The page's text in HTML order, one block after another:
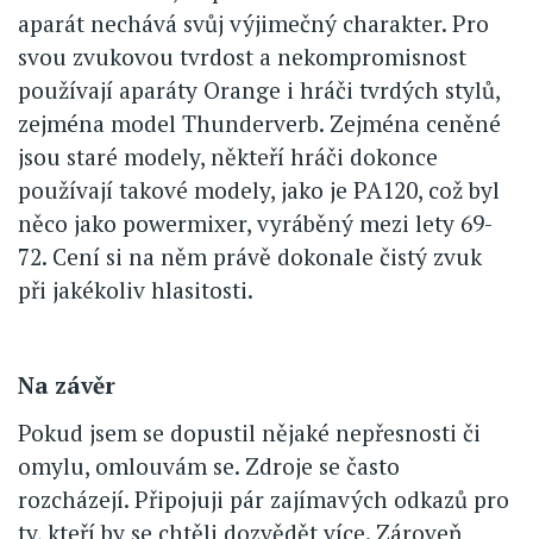
aparát nechává svůj výjimečný charakter. Pro
svou zvukovou tvrdost a nekompromisnost
používají aparáty Orange i hráči tvrdých stylů,
zejména model Thunderverb. Zejména ceněné
jsou staré modely, někteří hráči dokonce
používají takové modely, jako je PA120, což byl
něco jako powermixer, vyráběný mezi lety 69-
72. Cení si na něm právě dokonale čistý zvuk
při jakékoliv hlasitosti.
Na závěr
Pokud jsem se dopustil nějaké nepřesnosti či
omylu, omlouvám se. Zdroje se často
rozcházejí. Připojuji pár zajímavých odkazů pro
ty, kteří by se chtěli dozvědět více. Zároveň